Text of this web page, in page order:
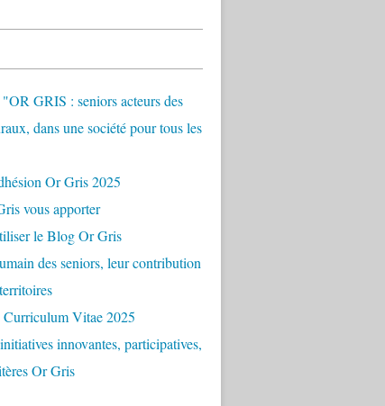
GRIS : seniors acteurs des
dans une société pour tous les
Or Gris 2025
vous apporter
le Blog Or Gris
des seniors, leur contribution
Vitae 2025
innovantes, participatives,
Or Gris